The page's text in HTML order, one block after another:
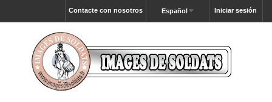
Iniciar sesión
Español
Contacte con nosotros